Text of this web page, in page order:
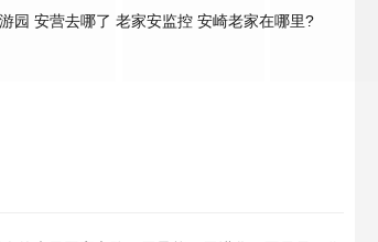
园 安营去哪了 老家安监控 安崎老家在哪里?